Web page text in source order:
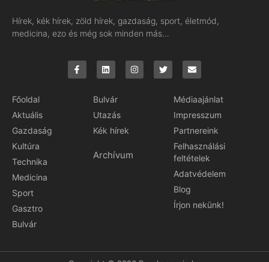
Hírek, kék hírek, zöld hírek, gazdaság, sport, életmód,
medicina, ezo és még sok minden más…
Főoldal
Aktuális
Gazdaság
Kultúra
Technika
Medicina
Sport
Gasztro
Bulvár
Bulvár
Utazás
Kék hírek
Archívum
Médiaajánlat
Impresszum
Partnereink
Felhasználási
feltételek
Adatvédelem
Blog
Írjon nekünk!